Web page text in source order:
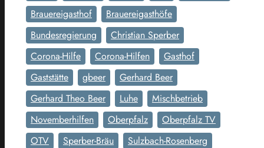
Brauereigasthof
Brauereigasthöfe
Bundesregierung
Christian Sperber
Corona-Hilfe
Corona-Hilfen
Gasthof
Gaststätte
gbeer
Gerhard Beer
Gerhard Theo Beer
Luhe
Mischbetrieb
Novemberhilfen
Oberpfalz
Oberpfalz TV
OTV
Sperber-Bräu
Sulzbach-Rosenberg